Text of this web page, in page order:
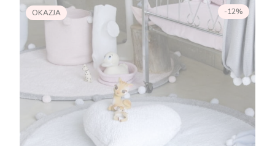
OKAZJA -12%